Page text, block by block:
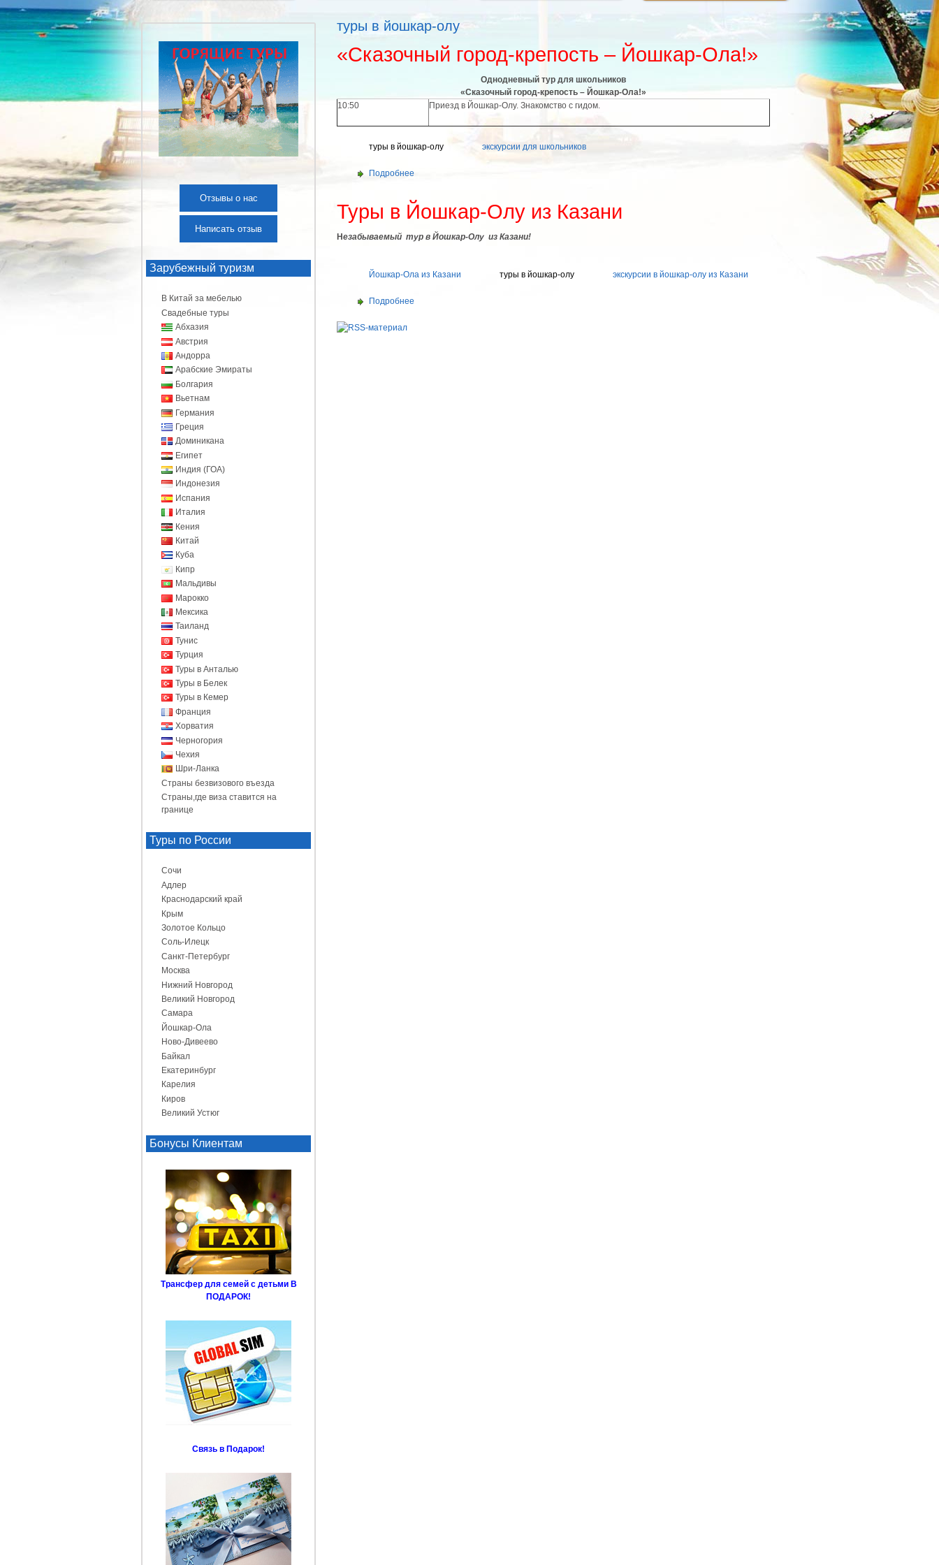
туры в йошкар-олу
«Сказочный город-крепость – Йошкар-Ола!»
Однодневный тур для школьников
«Сказочный город-крепость – Йошкар-Ола!»
10:50
Приезд в Йошкар-Олу. Знакомство с гидом.
туры в йошкар-олу экскурсии для школьников
Подробнее
Туры в Йошкар-Олу из Казани
H езабываемый тур в Йошкар-Олу из Казани!
Йошкар-Ола из Казани туры в йошкар-олу экскурсии в йошкар-олу из Казани
Подробнее
Отзывы о нас
Написать отзыв
Зарубежный туризм
В Китай за мебелью
Свадебные туры
Абхазия
Австрия
Андорра
Арабские Эмираты
Болгария
Вьетнам
Германия
Греция
Доминикана
Египет
Индия (ГОА)
Индонезия
Испания
Италия
Кения
Китай
Куба
Кипр
Мальдивы
Марокко
Мексика
Таиланд
Тунис
Турция
Туры в Анталью
Туры в Белек
Туры в Кемер
Франция
Хорватия
Черногория
Чехия
Шри-Ланка
Страны безвизового въезда
Страны,где виза ставится на
границе
Туры по России
Сочи
Адлер
Краснодарский край
Крым
Золотое Кольцо
Соль-Илецк
Санкт-Петербург
Москва
Нижний Новгород
Великий Новгород
Самара
Йошкар-Ола
Ново-Дивеево
Байкал
Екатеринбург
Карелия
Киров
Великий Устюг
Бонусы Клиентам
Трансфер для семей с детьми В
ПОДАРОК!
Связь в Подарок!